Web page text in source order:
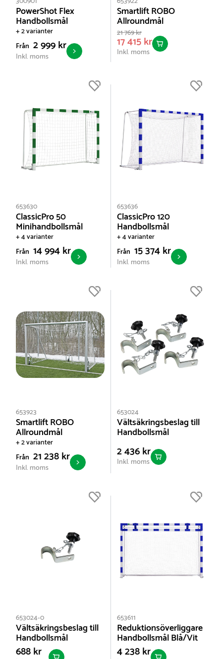
PowerShot Flex
Handbollsmål
+ 2 varianter
Från 2 999 kr
Inkl. moms
Smartlift ROBO
Allroundmål
21 769 kr
17 415 kr
Inkl. moms
653630
ClassicPro 50
Minihandbollsmål
+ 4 varianter
Från 14 994 kr
Inkl. moms
653636
ClassicPro 120
Handbollsmål
+ 4 varianter
Från 15 374 kr
Inkl. moms
653923
Smartlift ROBO
Allroundmål
+ 2 varianter
Från 21 238 kr
Inkl. moms
653024
Vältsäkringsbeslag till
Handbollsmål
2 436 kr
Inkl. moms
653024-0
Vältsäkringsbeslag till
Handbollsmål
688 kr
653611
Reduktionsöverliggare
Handbollsmål Blå/Vit
4 238 kr